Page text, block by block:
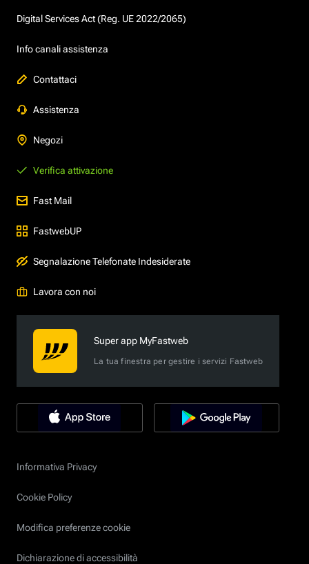
Digital Services Act (Reg. UE 2022/2065)
Info canali assistenza
Contattaci
Assistenza
Negozi
Verifica attivazione
Fast Mail
FastwebUP
Segnalazione Telefonate Indesiderate
Lavora con noi
Super app MyFastweb
La tua finestra per gestire i servizi Fastweb
Informativa Privacy
Cookie Policy
Modifica preferenze cookie
Dichiarazione di accessibilità